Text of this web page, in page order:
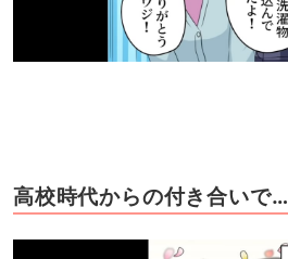
高校時代からの付き合いで…